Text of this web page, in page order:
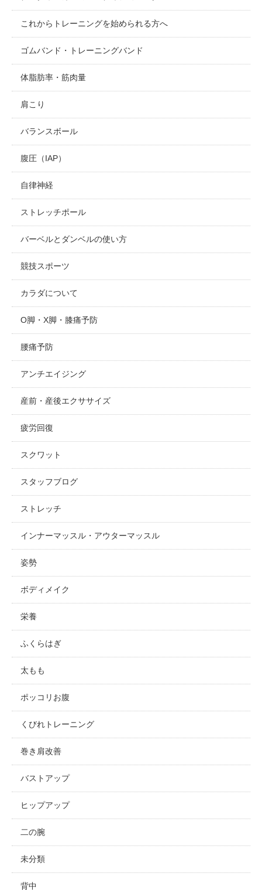
これからトレーニングを始められる方へ
ゴムバンド・トレーニングバンド
体脂肪率・筋肉量
肩こり
バランスボール
腹圧（IAP）
自律神経
ストレッチポール
バーベルとダンベルの使い方
競技スポーツ
カラダについて
O脚・X脚・膝痛予防
腰痛予防
アンチエイジング
産前・産後エクササイズ
疲労回復
スクワット
スタッフブログ
ストレッチ
インナーマッスル・アウターマッスル
姿勢
ボディメイク
栄養
ふくらはぎ
太もも
ポッコリお腹
くびれトレーニング
巻き肩改善
バストアップ
ヒップアップ
二の腕
未分類
背中